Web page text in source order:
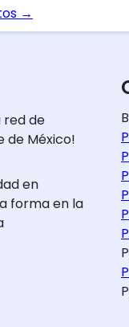
→
red de
de México!
en
forma en la